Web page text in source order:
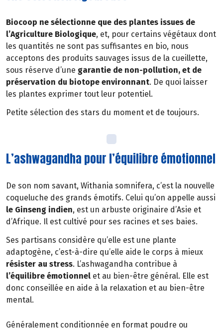
Biocoop ne sélectionne que des plantes issues de
l’Agriculture Biologique, et, pour certains végétaux dont
les quantités ne sont pas suffisantes en bio, nous
acceptons des produits sauvages issus de la cueillette,
sous réserve d’une garantie de non-pollution, et de
préservation du biotope environnant. De quoi laisser
les plantes exprimer tout leur potentiel.
Petite sélection des stars du moment et de toujours.
L’ashwagandha pour l’équilibre émotionnel
De son nom savant, Withania somnifera, c’est la nouvelle
coqueluche des grands émotifs. Celui qu’on appelle aussi
le Ginseng indien, est un arbuste originaire d’Asie et
d’Afrique. Il est cultivé pour ses racines et ses baies.
Ses partisans considère qu’elle est une plante
adaptogène, c’est-à-dire qu’elle aide le corps à mieux
résister au stress. L’ashwagandha contribue à
l’équilibre émotionnel et au bien-être général. Elle est
donc conseillée en aide à la relaxation et au bien-être
mental.
Généralement conditionnée en format poudre ou